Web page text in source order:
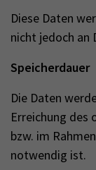
Diese Daten
nicht jedoch
Speicherdauer
Die Daten
Erreichung des
bzw. im
notwendig ist.